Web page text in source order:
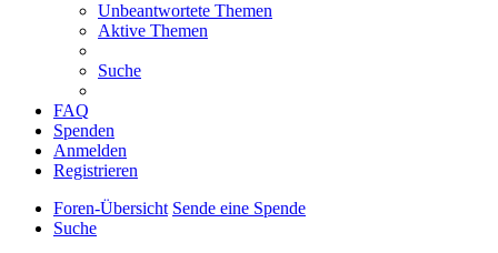
Unbeantwortete Themen
Aktive Themen
Suche
FAQ
Spenden
Anmelden
Registrieren
Foren-Übersicht Sende eine Spende
Suche